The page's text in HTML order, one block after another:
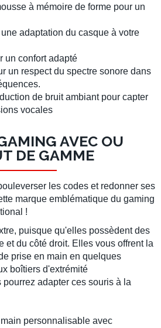
à mémoire de forme pour un
adaptation du casque à votre
un confort adapté
un respect du spectre sonore dans
de bruit ambiantpour capter
vocales
AVEC OU
DE GAMME
les codes et redonner ses
marque emblématique du gaming
!
puisque qu'elles possèdent des
et du côté droit. Elles vous offrent la
prise en main en quelques
boîtiers d'extrémité
adapter ces souris à la
personnalisable avec